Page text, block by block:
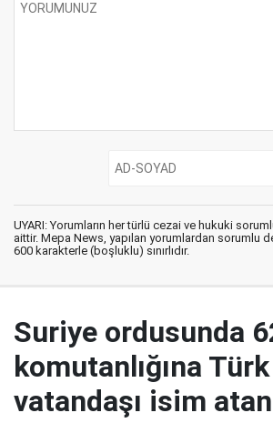
UYARI: Yorumların her türlü cezai ve hukuki
aittir. Mepa News, yapılan yorumlardan sorumlu
600 karakterle (boşluklu) sınırlıdır.
Suriye ordusunda
komutanlığına Türk
vatandaşı isim